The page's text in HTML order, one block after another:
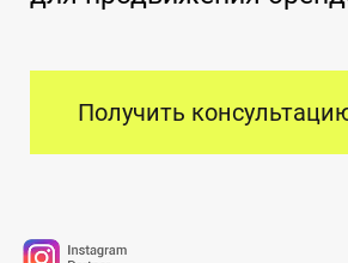
Получить